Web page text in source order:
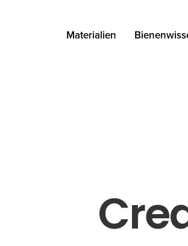
Materialien